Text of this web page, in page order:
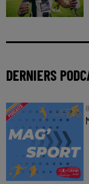
DERNIERS